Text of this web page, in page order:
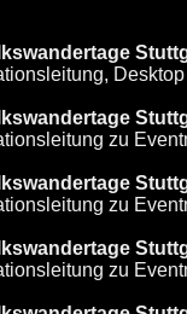
zu
zu
zu